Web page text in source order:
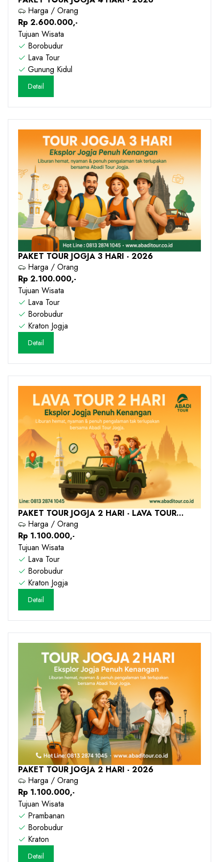
Harga / Orang
Rp 2.600.000,-
Tujuan Wisata
Borobudur
Lava Tour
Gunung Kidul
Detail
PAKET TOUR JOGJA 3 HARI - 2026
Harga / Orang
Rp 2.100.000,-
Tujuan Wisata
Lava Tour
Borobudur
Kraton Jogja
Detail
PAKET TOUR JOGJA 2 HARI - LAVA TOUR
GUNUNG MERAPI - 2026
Harga / Orang
Rp 1.100.000,-
Tujuan Wisata
Lava Tour
Borobudur
Kraton Jogja
Detail
PAKET TOUR JOGJA 2 HARI - 2026
Harga / Orang
Rp 1.100.000,-
Tujuan Wisata
Prambanan
Borobudur
Kraton
Detail